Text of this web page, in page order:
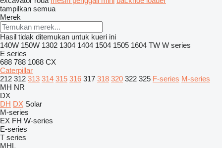
tampilkan semua
Merek
Hasil tidak ditemukan untuk kueri ini
140W 150W 1302 1304 1404 1504 1505 1604 TW W series
E series
688 788 1088 CX
Caterpillar
212 312 313 314 315 316 317 318 320 322 325 F-series M-series
MH NR
DX
DH DX Solar
M-series
EX FH W-series
E-series
T series
MHL